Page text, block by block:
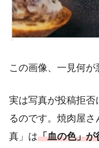
この画像、一見何
実は写真が投稿拒否
るのです。焼肉屋
真」は「血の色」が